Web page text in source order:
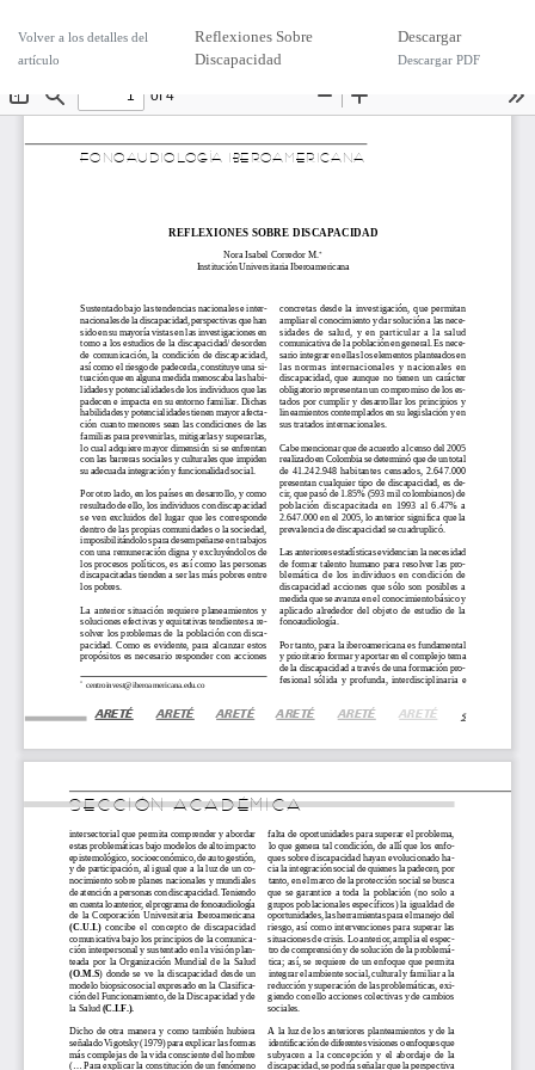
Volver a los detalles del
artículo
Reflexiones Sobre
Discapacidad
Descargar
Descargar PDF